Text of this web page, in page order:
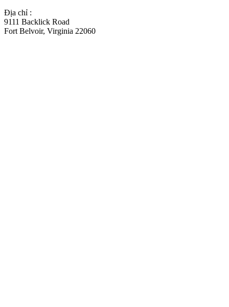
Địa chỉ :
9111 Backlick Road
Fort Belvoir, Virginia 22060